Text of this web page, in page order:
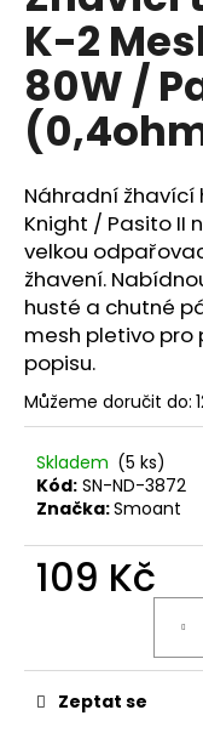
0,0
5
hvězdiček.
K-2
80W /
Náhradní
Knight / Pasito II
velkou
žhavení.
husté a chutné
mesh pletivo pro
popisu.
Můžeme doručit do:
Skladem (5 ks)
Kód: SN-ND-3872
Značka:Smoant
109 Kč
Zeptat se
a
j
í
t
?
D
o
o
u
č
u
e